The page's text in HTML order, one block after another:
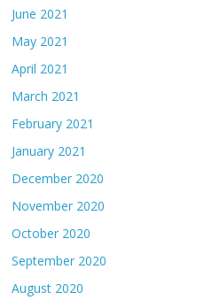
June 2021
May 2021
April 2021
March 2021
February 2021
January 2021
December 2020
November 2020
October 2020
September 2020
August 2020